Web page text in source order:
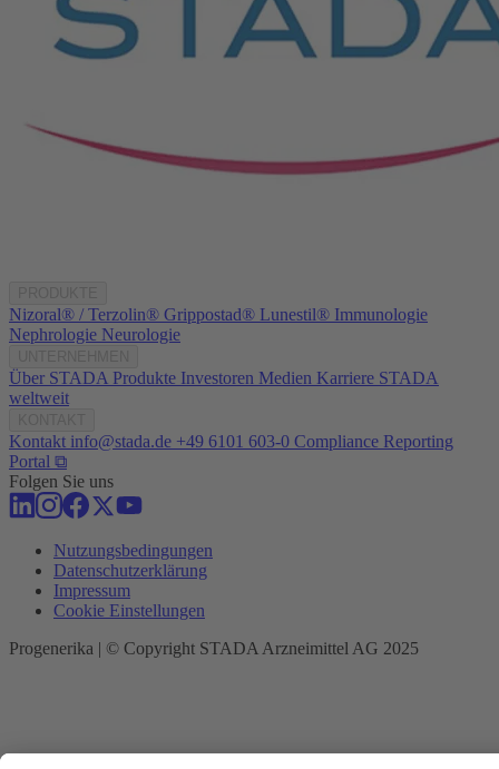
Nizoral® / Terzolin® Grippostad® Lunestil® Immunologie
Nephrologie Neurologie
Über STADA Produkte Investoren Medien Karriere STADA
weltweit
Kontakt info@stada.de +49 6101 603-0 Compliance Reporting
Portal ⧉
Folgen Sie uns
Nutzungsbedingungen
Datenschutzerklärung
Impressum
Cookie Einstellungen
Progenerika | © Copyright STADA Arzneimittel AG 2025